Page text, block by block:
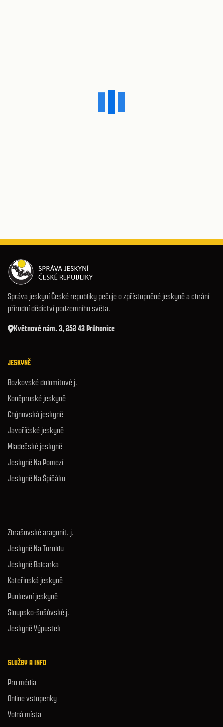
Správa jeskyní České republiky pečuje o zpřístupněné jeskyně a chrání
přírodní dědictví podzemního světa.
Květnové nám. 3, 252 43 Průhonice
JESKYNĚ
Bozkovské dolomitové j.
Koněpruské jeskyně
Chýnovská jeskyně
Javoříčské jeskyně
Mladečské jeskyně
Jeskyně Na Pomezí
Jeskyně Na Špičáku
Zbrašovské aragonit. j.
Jeskyně Na Turoldu
Jeskyně Balcarka
Kateřinská jeskyně
Punkevní jeskyně
Sloupsko-šošůvské j.
Jeskyně Výpustek
SLUŽBY A INFO
Pro média
Online vstupenky
Volná místa